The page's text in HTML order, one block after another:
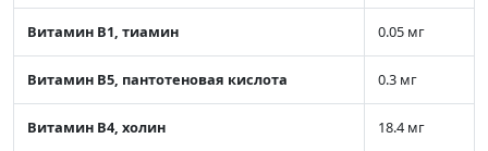
Витамин В1, тиамин 0.05 мг
Витамин В5, пантотеновая кислота 0.3 мг
Витамин В4, холин 18.4 мг